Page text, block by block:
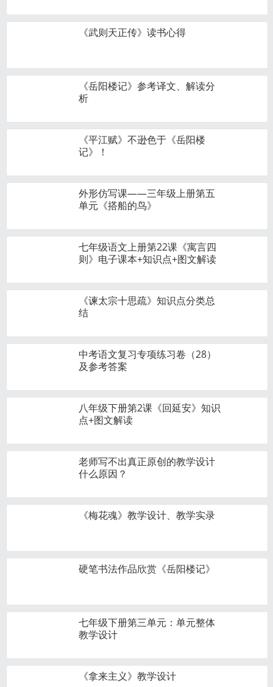
《武则天正传》读书心得
《岳阳楼记》参考译文、解读分
析
《平江赋》不逊色于《岳阳楼
记》！
外形仿写课——三年级上册第五
单元《搭船的鸟》
七年级语文上册第22课《寓言四
则》电子课本+知识点+图文解读
《谏太宗十思疏》知识点分类总
结
中考语文复习专项练习卷（28）
及参考答案
八年级下册第2课《回延安》知识
点+图文解读
老师写不出真正原创的教学设计
什么原因？
《梅花魂》教学设计、教学实录
硬笔书法作品欣赏《岳阳楼记》
七年级下册第三单元：单元整体
教学设计
《拿来主义》教学设计